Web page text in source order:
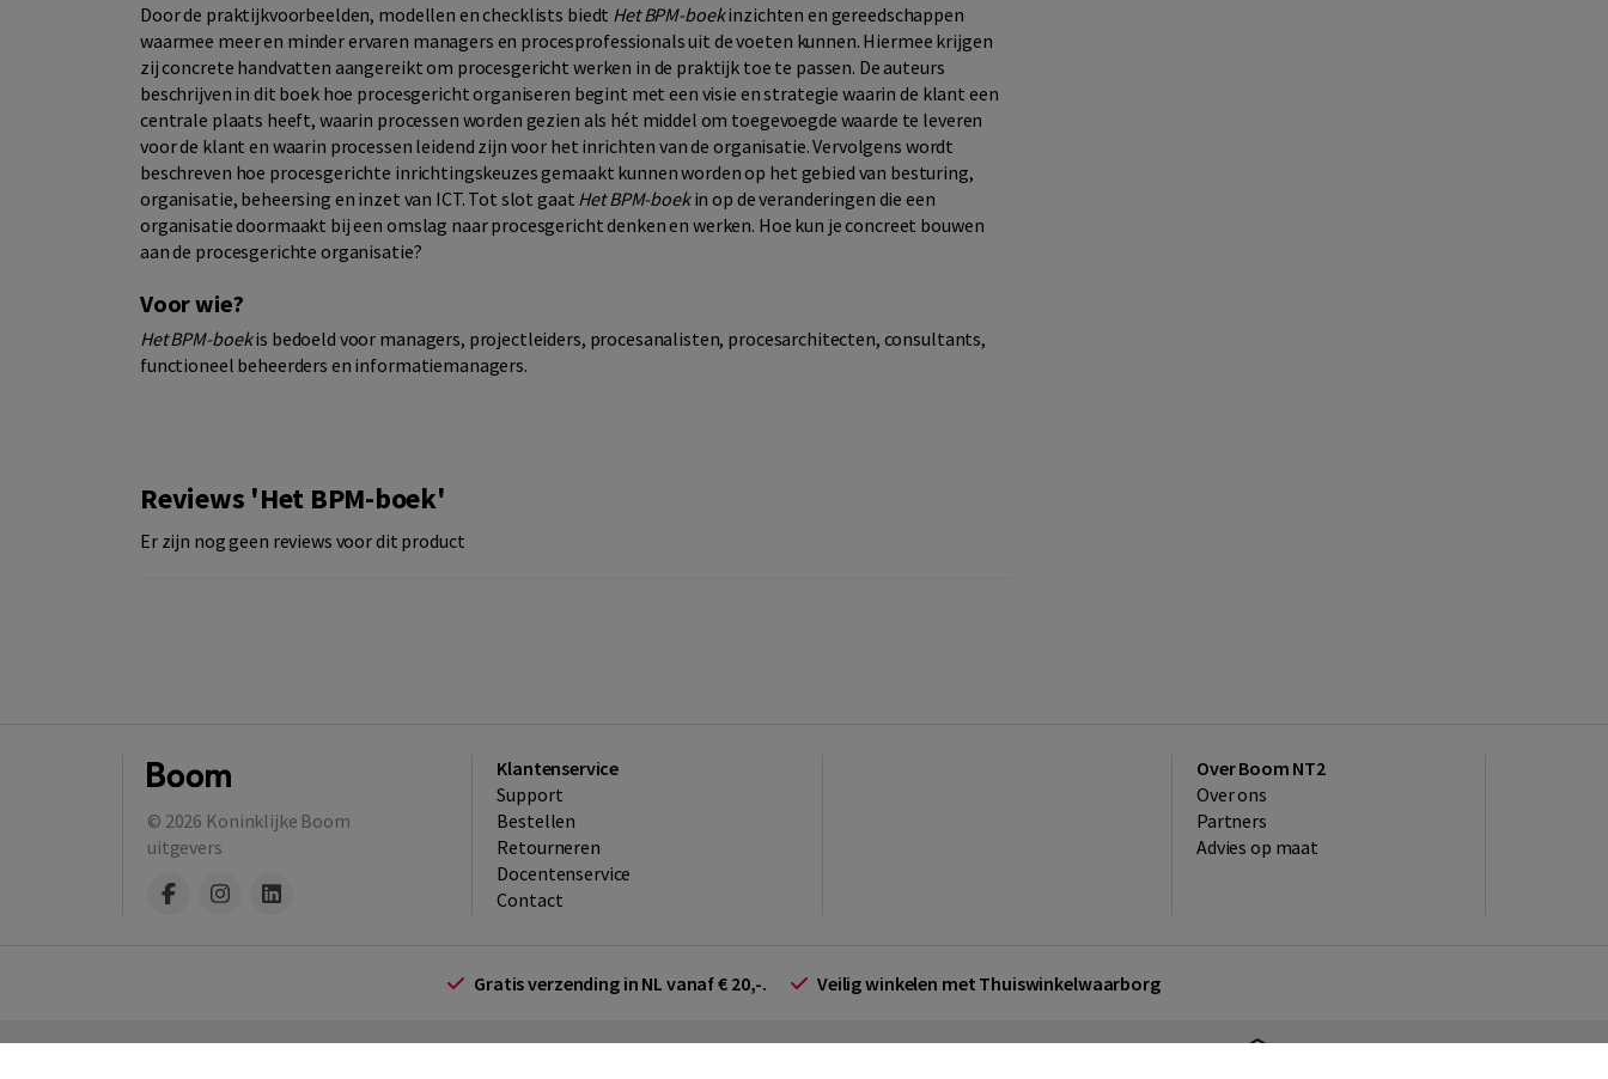
Door de praktijkvoorbeelden, modellen en checklists biedt Het BPM-boekinzichten en gereedschappen
waarmee meer en minder ervaren managers en procesprofessionals uit de voeten kunnen. Hiermee krijgen
zij concrete handvatten aangereikt om procesgericht werken in de praktijk toe te passen. De auteurs
beschrijven in dit boek hoe procesgericht organiseren begint met een visie en strategie waarin de klant een
centrale plaats heeft, waarin processen worden gezien als hét middel om toegevoegde waarde te leveren
voor de klant en waarin processen leidend zijn voor het inrichten van de organisatie. Vervolgens wordt
beschreven hoe procesgerichte inrichtingskeuzes gemaakt kunnen worden op het gebied van besturing,
organisatie, beheersing en inzet van ICT. Tot slot gaat Het BPM-boekin op de veranderingen die een
organisatie doormaakt bij een omslag naar procesgericht denken en werken. Hoe kun je concreet bouwen
aan de procesgerichte organisatie?
Voor wie?
Het BPM-boekis bedoeld voor managers, projectleiders, procesanalisten, procesarchitecten, consultants,
functioneel beheerders en informatiemanagers.
Reviews 'Het BPM-boek'
Er zijn nog geen reviews voor dit product
© 2026 Koninklijke Boom
uitgevers
Klantenservice
Support
Bestellen
​Retourneren
Docentenservice
Contact
Over Boom NT2
Over ons
Partners
Advies op maat
Gratis verzending in NL vanaf € 20,-. Veilig winkelen met Thuiswinkelwaarborg